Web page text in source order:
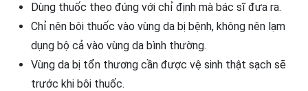
Dùng thuốc theo đúng với chỉ định mà bác sĩ đưa ra.
Chỉ nên bôi thuốc vào vùng da bị bệnh, không nên lạm
dụng bộ cả vào vùng da bình thường.
Vùng da bị tổn thương cần được vệ sinh thật sạch sẽ
trước khi bôi thuốc.